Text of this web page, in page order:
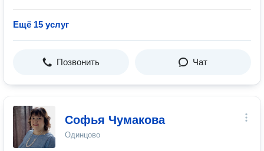
Ещё 15 услуг
Позвонить Чат
Софья Чумакова
Одинцово